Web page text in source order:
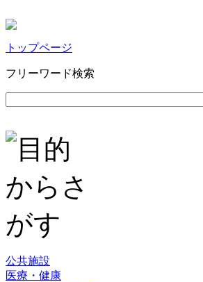
トップページ
フリーワード検索
公共施設
医療・健康